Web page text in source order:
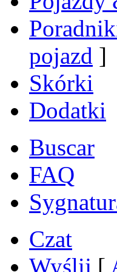
pojazd ]
Skórki
Dodatki
Buscar
FAQ
Czat
Wyślij [